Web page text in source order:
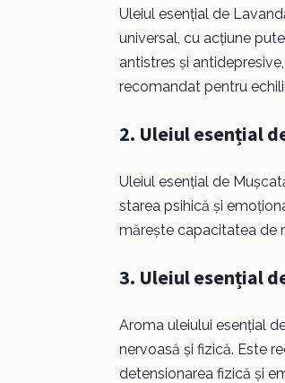
Uleiul esențial de
universal, cu acțiune
antistres și
recomandat pentru
2. Uleiul esențial
Uleiul esențial de
starea psihică și
mărește capacitatea de
3. Uleiul esențial
Aroma uleiului esențial
nervoasă și fizică. Este
detensionarea fizică și